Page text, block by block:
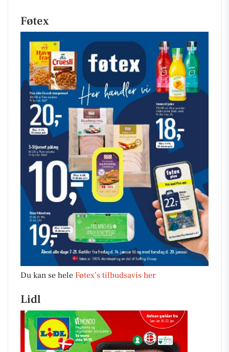
Føtex
Du kan se hele Føtex’s tilbudsavis her
Lidl